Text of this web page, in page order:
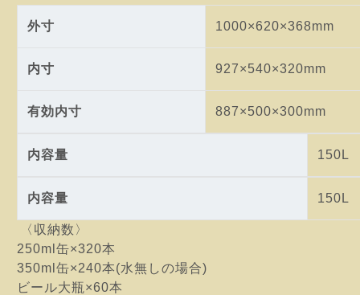
外寸 1000×620×368mm
内寸 927×540×320mm
有効内寸 887×500×300mm
内容量 150L
内容量 150L
〈収納数〉
250ml缶×320本
350ml缶×240本(水無しの場合)
ビール大瓶×60本